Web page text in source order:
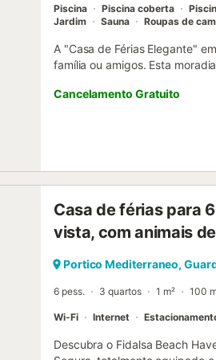
Piscina Piscina coberta
Jardim
Sauna Roupas de
A "Casa de Férias Elegante"
família ou amigos. Esta
Um quarto e uma casa de
(adequado para
cobertos, varanda, parque
supermercado a 570 m. Cafés
Playa Centre encontra-se a 7
na rua. Animais de estimação
adicional. É exigida caução.
28 noites. Pa...
Cancelamento Gratuito
Casa de férias para
vista, com animais
Portico Mediterraneo,
6 pess. 3 quartos 1 m² 100
Wi-Fi Internet
Descubra o Fidalsa Beach